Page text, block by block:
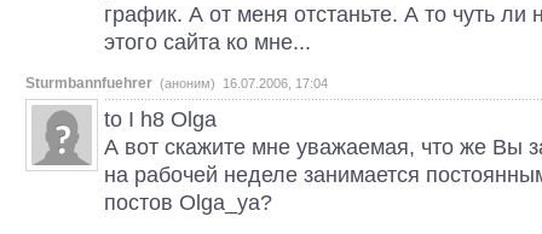
график. А от меня отстаньте. А то чуть ли
этого сайта ко мне...
Sturmbannfuehrer (аноним) 16.07.2006, 17:04
to I h8 Olga
А вот скажите мне уважаемая, что же Вы
на рабочей неделе занимается
постов Olga_ya?